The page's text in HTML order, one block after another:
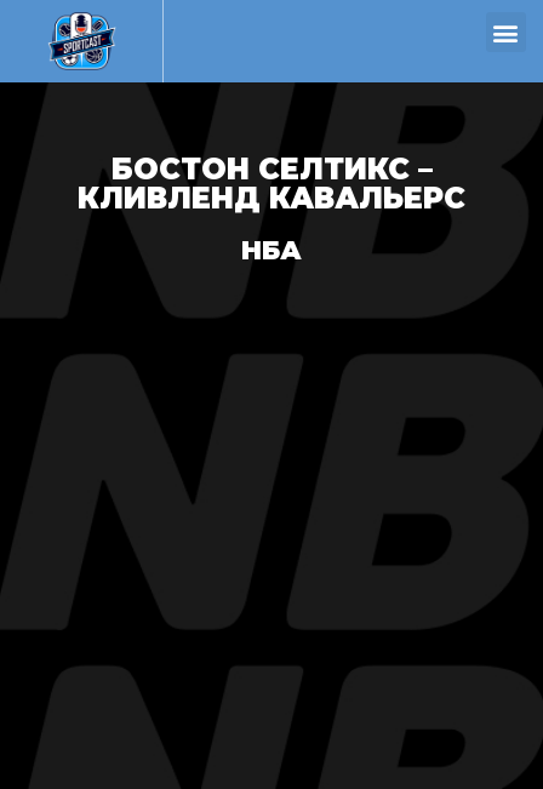
БОСТОН СЕЛТИКС –
КЛИВЛЕНД КАВАЛЬЕРС
НБА